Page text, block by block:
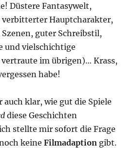
Düstere Fantasywelt,
Hauptcharakter,
guter Schreibstil,
und vielschichtige
im übrigen)… Krass,
habe!
auch klar, wie gut die Spiele
diese Geschichten
stellte mir sofort die Frage
keine Filmadaption gibt.